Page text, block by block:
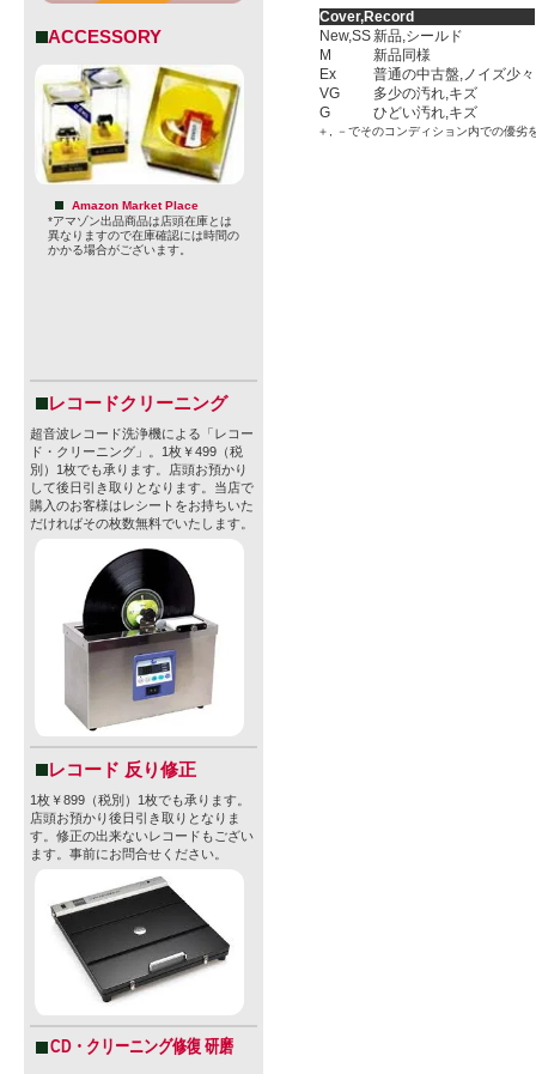
ACCESSORY
Amazon Market Place
*アマゾン出品商品は店頭在庫とは
異なりますので在庫確認には時間の
かかる場合がございます。
レコードクリーニング
超音波レコード洗浄機による「レコー
ド・クリーニング」。1枚￥499（税
別）1枚でも承ります。店頭お預かり
して後日引き取りとなります。当店で
購入のお客様はレシートをお持ちいた
だければその枚数無料でいたします。
レコード 反り修正
1枚￥899（税別）1枚でも承ります。
店頭お預かり後日引き取りとなりま
す。修正の出来ないレコードもござい
ます。事前にお問合せください。
CD・クリーニング修復 研磨
Cover,Record
New,SS新品,シールド
M
新品同様
Ex
普通の中古盤,ノイズ少々
VG
多少の汚れ,キズ
G
ひどい汚れ,キズ
＋, －でそのコンディション内での優劣